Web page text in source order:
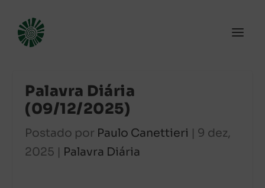
Palavra Diária
(09/12/2025)
Postado por Paulo Canettieri | 9 dez,
2025 | Palavra Diária